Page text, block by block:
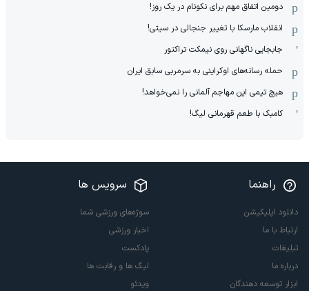
دومین اتفاق مهم برای نکونام در یک روز!
انقلاب مارسکا با تغییر جنجالی در سیتی!
جابجایی ناگهانی روی نیمکت تراکتور
حمله رسانه‌های اوکراینی به سرمربی سابق ایران
هیچ‌ تیمی این مهاجم آلمانی را نمی‌خواهد!
کامبک با طعم قهرمانی لیگ!
راهنما
دانلود اپلیکیشن
ارتباط با ما
تبلیغات
درباره ما
ابزار توسعه دهندگان
سرویس ها
سوژه‌های ورزشی شما
اخبار ورزشی
پادکست
لیگ ها و رقابت ها
ویدئو